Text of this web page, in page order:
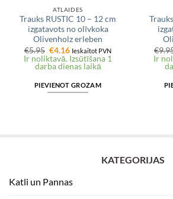
ATLAIDES
Trauks RUSTIC 10 – 12 cm
izgatavots no olīvkoka
Olivenholz erleben
€5.95 Original
price
was:
€4.16Current
price
is:
Ieskaitot PVN
Ir noliktavā. Izsūtīšana 1
darba dienas laikā
PIEVIENOT GROZAM
€
Ir
KATEGORIJAS
Katli un Pannas